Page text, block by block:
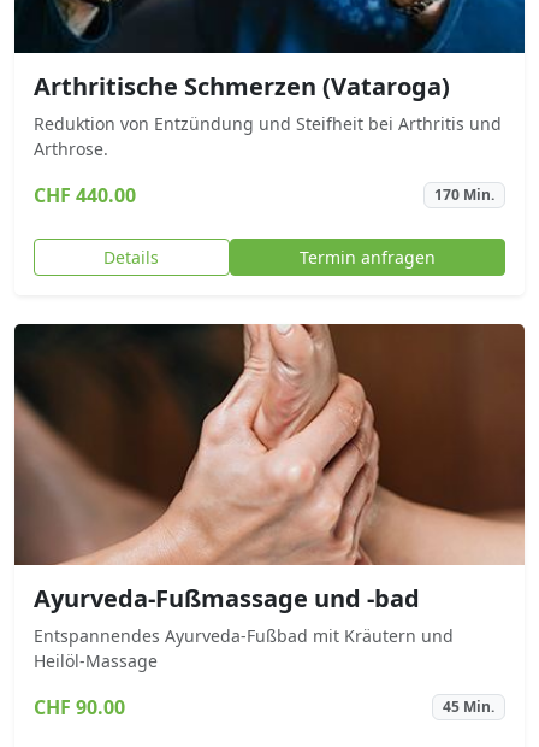
Arthritische Schmerzen (Vataroga)
Reduktion von Entzündung und Steifheit bei Arthritis und
Arthrose.
CHF 440.00 170 Min.
Details Termin anfragen
Ayurveda-Fußmassage und -bad
Entspannendes Ayurveda-Fußbad mit Kräutern und
Heilöl-Massage
CHF 90.00 45 Min.